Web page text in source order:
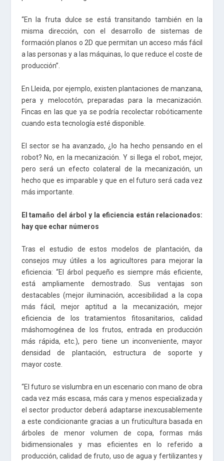
“En la fruta dulce se está transitando también en la
misma dirección, con el desarrollo de sistemas de
formación planos o 2D que permitan un acceso más fácil
a las personas y a las máquinas, lo que reduce el coste de
producción”.
En Lleida, por ejemplo, existen plantaciones de manzana,
pera y melocotón, preparadas para la mecanización.
Fincas en las que ya se podría recolectar robóticamente
cuando esta tecnología esté disponible.
El sector se ha avanzado, ¿lo ha hecho pensando en el
robot? No, en la mecanización. Y si llega el robot, mejor,
pero será un efecto colateral de la mecanización, un
hecho que es imparable y que en el futuro será cada vez
más importante.
El tamaño del árbol y la eficiencia están relacionados:
hay que echar números
Tras el estudio de estos modelos de plantación, da
consejos muy útiles a los agricultores para mejorar la
eficiencia: “El árbol pequeño es siempre más eficiente,
está ampliamente demostrado. Sus ventajas son
destacables (mejor iluminación, accesibilidad a la copa
más fácil, mejor aptitud a la mecanización, mejor
eficiencia de los tratamientos fitosanitarios, calidad
máshomogénea de los frutos, entrada en producción
más rápida, etc.), pero tiene un inconveniente, mayor
densidad de plantación, estructura de soporte y
mayor coste.
“El futuro se vislumbra en un escenario con mano de obra
cada vez más escasa, más cara y menos especializada y
el sector productor deberá adaptarse inexcusablemente
a este condicionante gracias a un fruticultura basada en
árboles de menor volumen de copa, formas más
bidimensionales y mas eficientes en lo referido a
producción, calidad de fruto, uso de agua y fertilizantes y